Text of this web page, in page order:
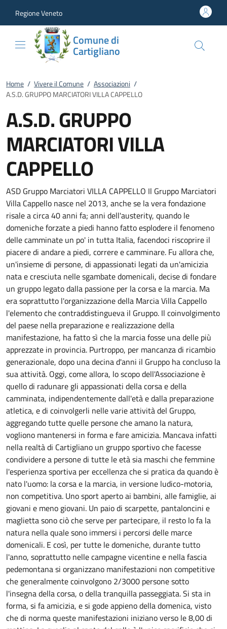
Regione Veneto
Comune di
Cartigliano
Home / Vivere il Comune / Associazioni /
A.S.D. GRUPPO MARCIATORI VILLA CAPPELLO
A.S.D. GRUPPO
MARCIATORI VILLA
CAPPELLO
ASD Gruppo Marciatori VILLA CAPPELLO Il Gruppo Marciatori
Villa Cappello nasce nel 2013, anche se la vera fondazione
risale a circa 40 anni fa; anni dell'austerity, quando le
domeniche forzate a piedi hanno fatto esplodere il fenomeno
delle camminate un po' in tutta Italia, facendoci riscoprire il
piacere di andare a piedi, correre e camminare. Fu allora che,
un'insieme di persone, di appassionati legati da un'amicizia
nata e cresciuta nelle sgambate domenicali, decise di fondare
un gruppo legato dalla passione per la corsa e la marcia. Ma
era soprattutto l'organizzazione della Marcia Villa Cappello
l'elemento che contraddistingueva il Gruppo. Il coinvolgimento
del paese nella preparazione e realizzazione della
manifestazione, ha fatto sì che la marcia fosse una delle più
apprezzate in provincia. Purtroppo, per mancanza di ricambio
generazionale, dopo una decina d'anni il Gruppo ha concluso la
sua attività. Oggi, come allora, lo scopo dell'Associazione è
quello di radunare gli appassionati della corsa e della
camminata, indipendentemente dall'età e dalla preparazione
atletica, e di coinvolgerli nelle varie attività del Gruppo,
aggregando tutte quelle persone che amano la natura,
vogliono mantenersi in forma e fare amicizia. Mancava infatti
nella realtà di Cartigliano un gruppo sportivo che facesse
condividere a persone di tutte le età sia maschi che femmine
l'esperienza sportiva per eccellenza che si pratica da quando è
nato l'uomo: la corsa e la marcia, in versione ludico-motoria,
non competitiva. Uno sport aperto ai bambini, alle famiglie, ai
giovani e meno giovani. Un paio di scarpette, pantaloncini e
maglietta sono ciò che serve per partecipare, il resto lo fa la
natura nella quale sono immersi i percorsi delle marce
domenicali. E così, per tutte le domeniche, durante tutto
l'anno, soprattutto nelle campagne vicentine e nella fascia
pedemontana si organizzano manifestazioni non competitive
che generalmente coinvolgono 2/3000 persone sotto
l'insegna della corsa, o della tranquilla passeggiata. Si sta in
forma, si fa amicizia, e si gode appieno della domenica, visto
che di norma queste manifestazioni iniziano verso le 8,00 di